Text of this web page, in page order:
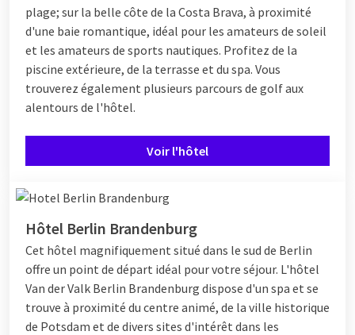
plage; sur la belle côte de la Costa Brava, à proximité
d'une baie romantique, idéal pour les amateurs de soleil
et les amateurs de sports nautiques. Profitez de la
piscine extérieure, de la terrasse et du spa. Vous
trouverez également plusieurs parcours de golf aux
alentours de l'hôtel.
Voir l'hôtel
Hôtel Berlin Brandenburg
Cet hôtel magnifiquement situé dans le sud de Berlin
offre un point de départ idéal pour votre séjour. L'hôtel
Van der Valk Berlin Brandenburg dispose d'un spa et se
trouve à proximité du centre animé, de la ville historique
de Potsdam et de divers sites d'intérêt dans les